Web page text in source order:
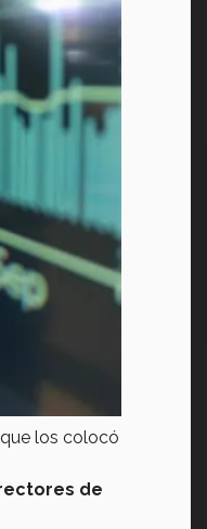
los colocó
de